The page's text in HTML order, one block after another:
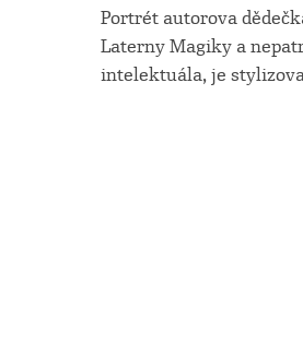
Portrét autorova
Laterny Magiky a
intelektuála, je